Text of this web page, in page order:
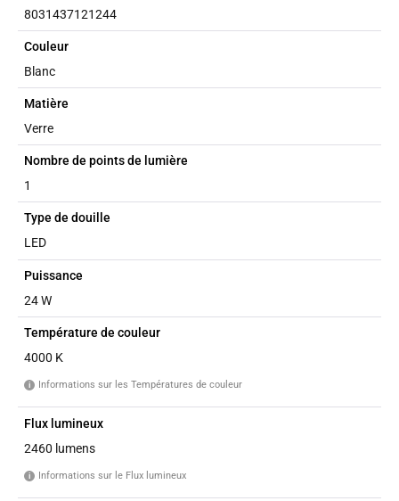
8031437121244
Couleur
Blanc
Matière
Verre
Nombre de points de lumière
1
Type de douille
LED
Puissance
24 W
Température de couleur
4000 K
i Informations sur les Températures de couleur
Flux lumineux
2460 lumens
i Informations sur le Flux lumineux